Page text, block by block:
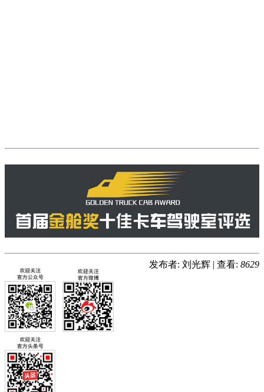
发布者: 刘光辉 | 查看: 8629